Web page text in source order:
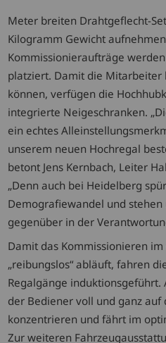
Meter breiten Drahtgeflecht-
Kilogramm Gewicht
Kommissionieraufträge
platziert. Damit die Mitarbeiter
können, verfügen die
integrierte Neigeschranken.
ein echtes
unserem neuen Hochregal
betont Jens Kernbach, Leiter
„Denn auch bei Heidelberg
Demografiewandel und
gegenüber in der
Damit das Kommissionieren
„reibungslos“ abläuft, fahren
Regalgänge induktionsgeführt.
der Bediener voll und ganz auf
konzentrieren und fährt im
Zur weiteren